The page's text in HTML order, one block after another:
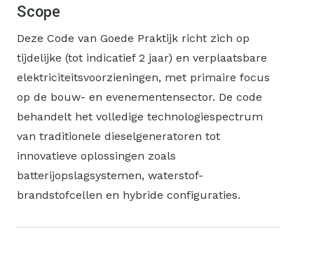
elektriciteitsvoorziening
Scope
Deze Code van Goede Praktijk richt zich op
tijdelijke (tot indicatief 2 jaar) en verplaatsbare
elektriciteitsvoorzieningen, met primaire focus
op de bouw- en evenementensector. De code
behandelt het volledige technologiespectrum
van traditionele dieselgeneratoren tot
innovatieve oplossingen zoals
batterijopslagsystemen, waterstof-
brandstofcellen en hybride configuraties.